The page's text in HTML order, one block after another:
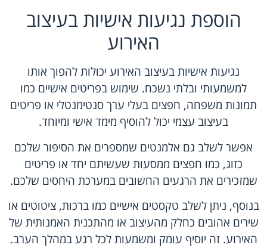
הוספת נגיעות אישיות בעיצוב
האירוע
נגיעות אישיות בעיצוב האירוע יכולות להפוך אותו
למשמעותי ובלתי נשכח. שימוש בפריטים אישיים כמו
תמונות משפחה, חפצים בעלי ערך סנטימנטלי או פריטים
בעיצוב עצמי יכול להוסיף מימד אישי ומיוחד.
אפשר לשלב גם אלמנטים שמספרים את הסיפור שלכם
כזוג, כמו חפצים ממסעות שעשיתם יחד או פריטים
שמזכירים את הרגעים החשובים במערכת היחסים שלכם.
בנוסף, ניתן לשלב טקסטים אישיים כמו ברכות, ציטוטים או
שירים אהובים כחלק מהעיצוב או מהתכנית האמנותית של
האירוע. זה יוסיף עומק ומשמעות לכל רגע במהלך הערב.